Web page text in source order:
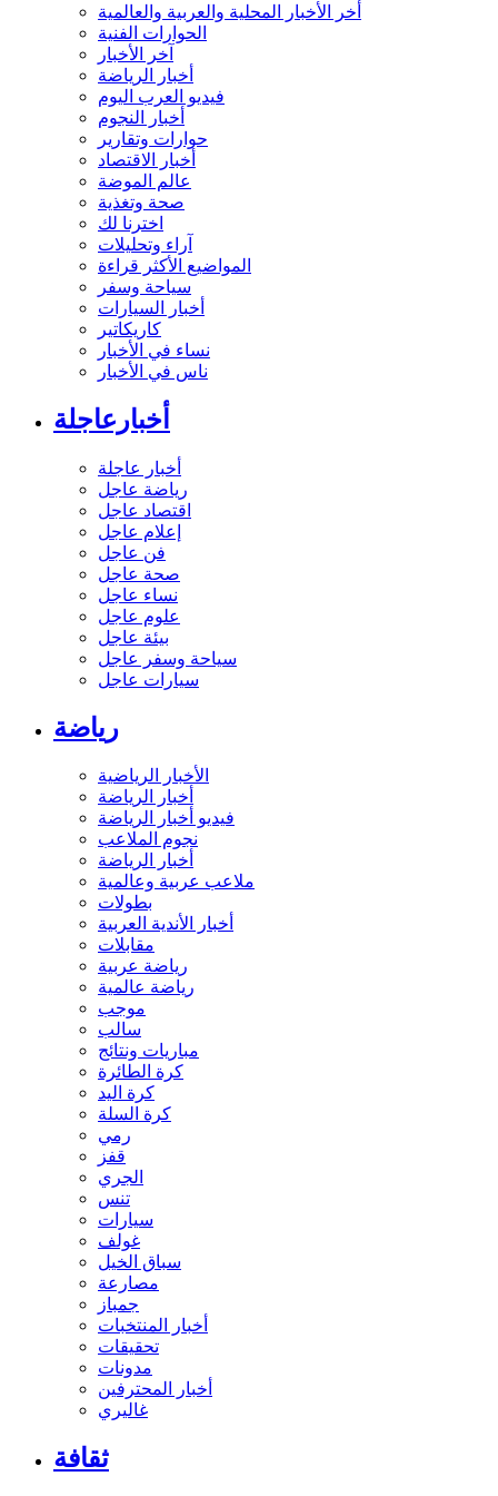
أخر الأخبار المحلية والعربية والعالمية
الحوارات الفنية
آخر الأخبار
أخبار الرياضة
فيديو العرب اليوم
أخبار النجوم
حوارات وتقارير
أخبار الاقتصاد
عالم الموضة
صحة وتغذية
اخترنا لك
آراء وتحليلات
المواضيع الأكثر قراءة
سياحة وسفر
أخبار السيارات
كاريكاتير
نساء في الأخبار
ناس في الأخبار
أخبارعاجلة
أخبار عاجلة
رياضة عاجل
اقتصاد عاجل
إعلام عاجل
فن عاجل
صحة عاجل
نساء عاجل
علوم عاجل
بيئة عاجل
سياحة وسفر عاجل
سيارات عاجل
رياضة
الأخبار الرياضية
أخبار الرياضة
فيديو أخبار الرياضة
نجوم الملاعب
أخبار الرياضة
ملاعب عربية وعالمية
بطولات
أخبار الأندية العربية
مقابلات
رياضة عربية
رياضة عالمية
موجب
سالب
مباريات ونتائج
كرة الطائرة
كرة اليد
كرة السلة
رمي
قفز
الجري
تنس
سيارات
غولف
سباق الخيل
مصارعة
جمباز
أخبار المنتخبات
تحقيقات
مدونات
أخبار المحترفين
غاليري
ثقافة